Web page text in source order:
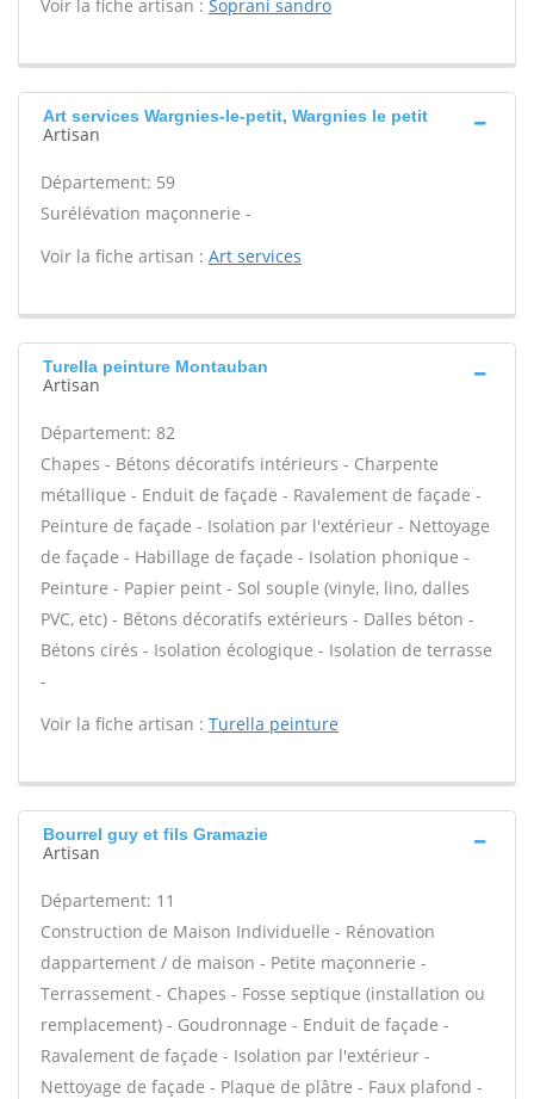
Voir la fiche artisan : Soprani sandro
Art services Wargnies-le-petit, Wargnies le petit
Artisan
Département: 59
Surélévation maçonnerie -
Voir la fiche artisan : Art services
Turella peinture Montauban
Artisan
Département: 82
Chapes - Bétons décoratifs intérieurs - Charpente
métallique - Enduit de façade - Ravalement de façade -
Peinture de façade - Isolation par l'extérieur - Nettoyage
de façade - Habillage de façade - Isolation phonique -
Peinture - Papier peint - Sol souple (vinyle, lino, dalles
PVC, etc) - Bétons décoratifs extérieurs - Dalles béton -
Bétons cirés - Isolation écologique - Isolation de terrasse
-
Voir la fiche artisan : Turella peinture
Bourrel guy et fils Gramazie
Artisan
Département: 11
Construction de Maison Individuelle - Rénovation
dappartement / de maison - Petite maçonnerie -
Terrassement - Chapes - Fosse septique (installation ou
remplacement) - Goudronnage - Enduit de façade -
Ravalement de façade - Isolation par l'extérieur -
Nettoyage de façade - Plaque de plâtre - Faux plafond -